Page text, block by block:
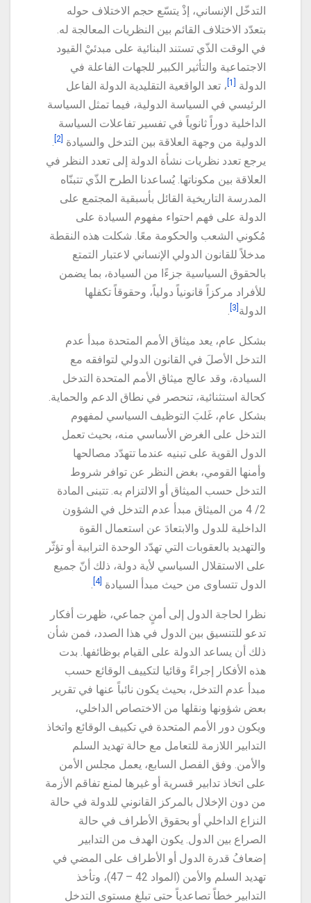
التدخّل الإنساني، إذْ يتسّع حجم الاختلاف حوله
بتعدّد الاختلاف القائم بين النظريات المعالجة له.
في الوقت الذّي تستند البنائية على مبدئيْ القيود
الاجتماعية والتأثير الكبير للجهات الفاعلة في
الدولة
، تعد الواقعية التقليدية الدولة الفاعل
الرئيسي في السياسة الدولية، فيما تمثل السياسة
الداخلية دوراً ثانوياً في تفسير تفاعلات السياسة
الدولية من وجهة العلاقة بين التدخل والسيادة
.
يرجع تعدد نظريات نشأة الدولة إلى تعدد النظر في
العلاقة بين مكوناتها. يُساعدنا الطرح الذّي تتبنّاه
المدرسة التاريخية القائل بأسبقية المجتمع على
الدولة على فهم احتواء مفهوم السيادة على
مُكوني الشعب والحكومة معًا. شكلت هذه النقطة
مدخلاً للقانون الدولي الإنساني لاعتبار التمتع
بالحقوق السياسية جزءًا من السيادة، بما يضمن
للأفراد مركزاً قانونياً دولياً، وحقوقاً تكفلها
الدولة
.
بشكل عام، يعد ميثاق الأمم المتحدة مبدأ عدم
التدخل الأصلَ في القانون الدولي لتوافقه مع
السيادة، وقد عالج ميثاق الأمم المتحدة التدخل
كحالة استثنائية، تنحصر في نطاق الدعم والحماية.
بشكل عام، غَلبَ التوظيف السياسي لمفهوم
التدخل على الغرض الأساسي منه، بحيث تعمل
الدول القوية على تبنيه عندما تتهدّد مصالحها
وأمنها القومي، بغض النظر عن توافر شروط
التدخل حسب الميثاق أو الالتزام به. تتبنى المادة
2/ 4 من الميثاق مبدأ عدم التدخل في الشؤون
الداخلية للدول والابتعادَ عن استعمال القوة
والتهديد بالعقوبات التي تهدّد الوحدة الترابية أو تؤثّر
على الاستقلال السياسي لأية دولة، ذلك أنّ جميع
الدول تتساوى من حيث مبدأ السيادة [4]
.
نظرا لحاجة الدول إلى أمنٍ جماعي، ظهرت أفكار
تدعو للتنسيق بين الدول في هذا الصدد، فمن شأن
ذلك أن يساعد الدولة على القيام بوظائفها. بدت
هذه الأفكار إجراءً وقائيا لتكييف الوقائع حسب
مبدأ عدم التدخل، بحيث يكون نائباً عنها في تقرير
بعض شؤونها ونقلها من الاختصاص الداخلي،
ويكون دور الأمم المتحدة في تكييف الوقائع واتخاذ
التدابير اللازمة للتعامل مع حالة تهديد السلم
والأمن. وفق الفصل السابع، يعمل مجلس الأمن
على اتخاذ تدابير قسرية أو غيرها لمنع تفاقم الأزمة
من دون الإخلال بالمركز القانوني للدولة في حالة
النزاع الداخلي أو بحقوق الأطراف في حالة
الصراع بين الدول. يكون الهدف من التدابير
إضعافُ قدرة الدول أو الأطراف على المضي في
تهديد السلم والأمن (المواد 42 – 47)، وتأخذ
التدابير خطاً تصاعدياً حتى تبلغ مستوى التدخل